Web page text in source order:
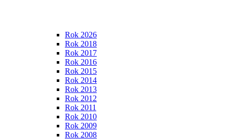
Rok 2026
Rok 2018
Rok 2017
Rok 2016
Rok 2015
Rok 2014
Rok 2013
Rok 2012
Rok 2011
Rok 2010
Rok 2009
Rok 2008